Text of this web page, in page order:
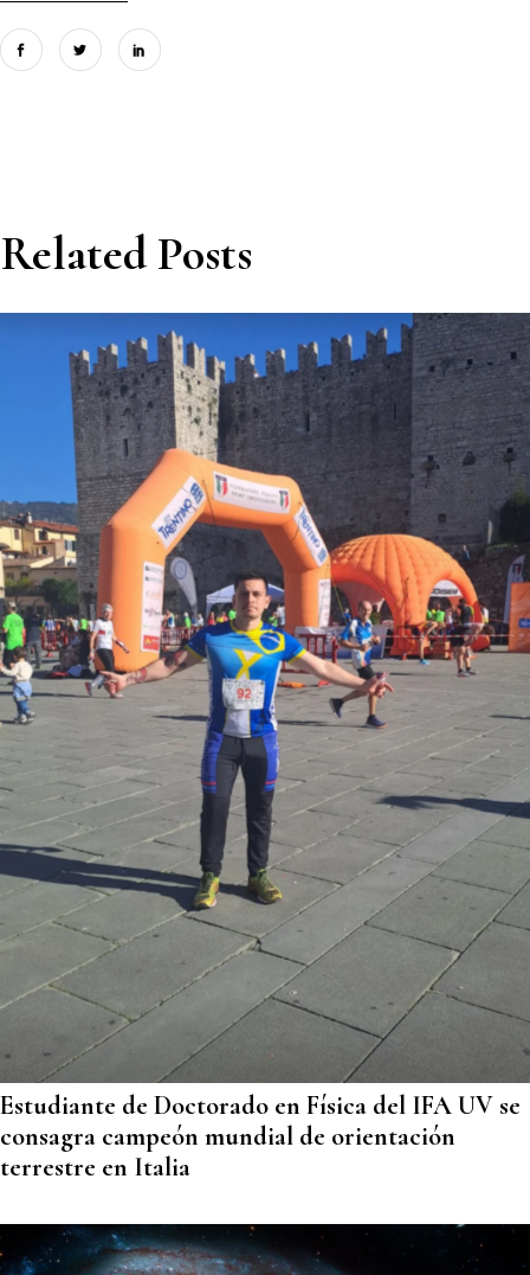
Related Posts
Estudiante de Doctorado en Física del IFA UV se
consagra campeón mundial de orientación
terrestre en Italia